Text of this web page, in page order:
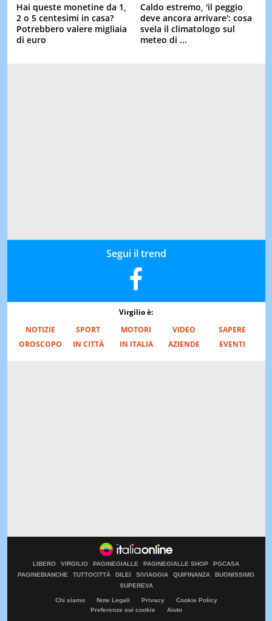
Hai queste monetine da 1,
2 o 5 centesimi in casa?
Potrebbero valere migliaia
di euro
Caldo estremo, 'il peggio
deve ancora arrivare': cosa
svela il climatologo sul
meteo di ...
Segui il trend
Virgilio è:
NOTIZIE
SPORT MOTORI VIDEO
SAPERE
OROSCOPO
IN CITTÀ IN ITALIA AZIENDE EVENTI
LIBERO VIRGILIO PAGINEGIALLE PAGINEGIALLE SHOP
PGCASA
PAGINEBIANCHE
TUTTOCITTÀ DILEI SIVIAGGIA QUIFINANZA
BUONISSIMO
SUPEREVA
Chi siamo Note Legali Privacy
Cookie Policy
Preferenze sui cookie
Aiuto